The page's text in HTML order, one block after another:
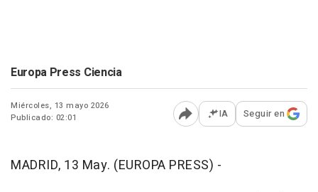
Europa Press Ciencia
Miércoles, 13 mayo 2026
Publicado: 02:01
Abrir opciones para
IA Seguir en
MADRID, 13 May. (EUROPA PRESS) -